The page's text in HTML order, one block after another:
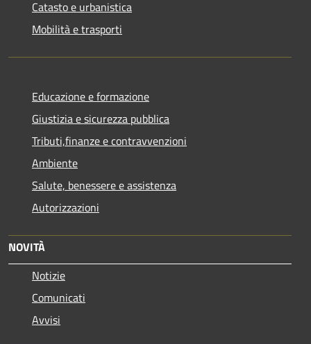
Catasto e urbanistica
Mobilità e trasporti
Educazione e formazione
Giustizia e sicurezza pubblica
Tributi,finanze e contravvenzioni
Ambiente
Salute, benessere e assistenza
Autorizzazioni
NOVITÀ
Notizie
Comunicati
Avvisi